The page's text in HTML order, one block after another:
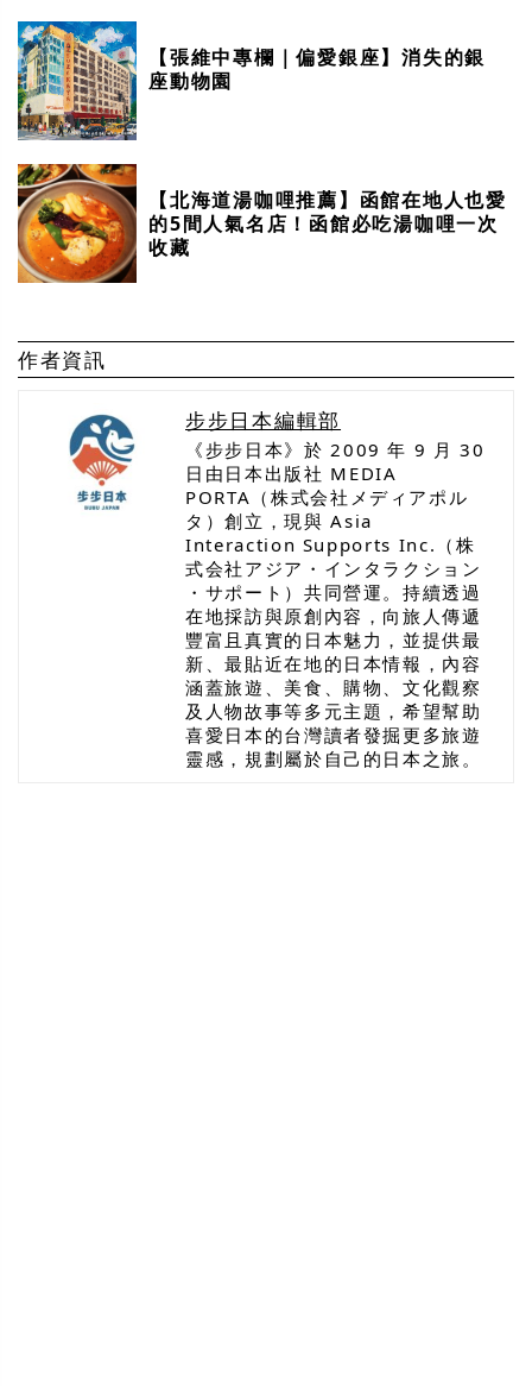
【張維中專欄｜偏愛銀座】消失的銀
座動物園
【北海道湯咖哩推薦】函館在地人也愛
的5間人氣名店！函館必吃湯咖哩一次
收藏
作者資訊
步步日本編輯部
《步步日本》於 2009 年 9 月 30
日由日本出版社 MEDIA
PORTA（株式会社メディアポル
タ）創立，現與 Asia
Interaction Supports Inc.（株
式会社アジア・インタラクション
・サポート）共同營運。持續透過
在地採訪與原創內容，向旅人傳遞
豐富且真實的日本魅力，並提供最
新、最貼近在地的日本情報，內容
涵蓋旅遊、美食、購物、文化觀察
及人物故事等多元主題，希望幫助
喜愛日本的台灣讀者發掘更多旅遊
靈感，規劃屬於自己的日本之旅。